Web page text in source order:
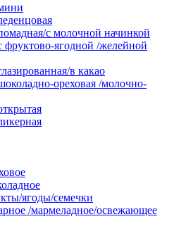
с молочной начинкой
фруктово-ягодной /желейной
в какао
ореховая /молочно-
ягоды/семечки
/мармеладное/освежающее